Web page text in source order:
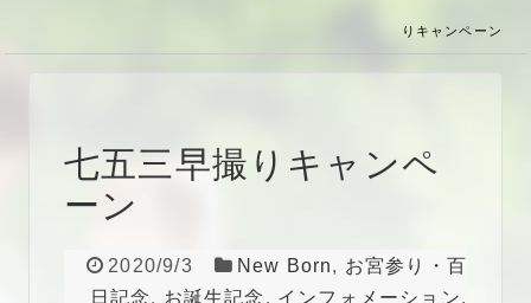
りキャンペーン
七五三早撮りキャンペ
ーン
2020/9/3 New Born, お宮参り・百
日記念, お誕生記念 , インフォメーション,